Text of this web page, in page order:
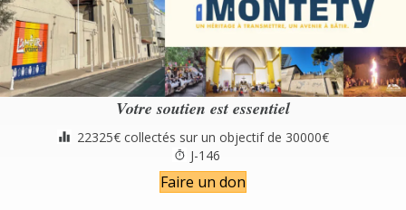
Votre soutien est essentiel
22325€ collectés sur un objectif de 30000€
J-146
Faire un don